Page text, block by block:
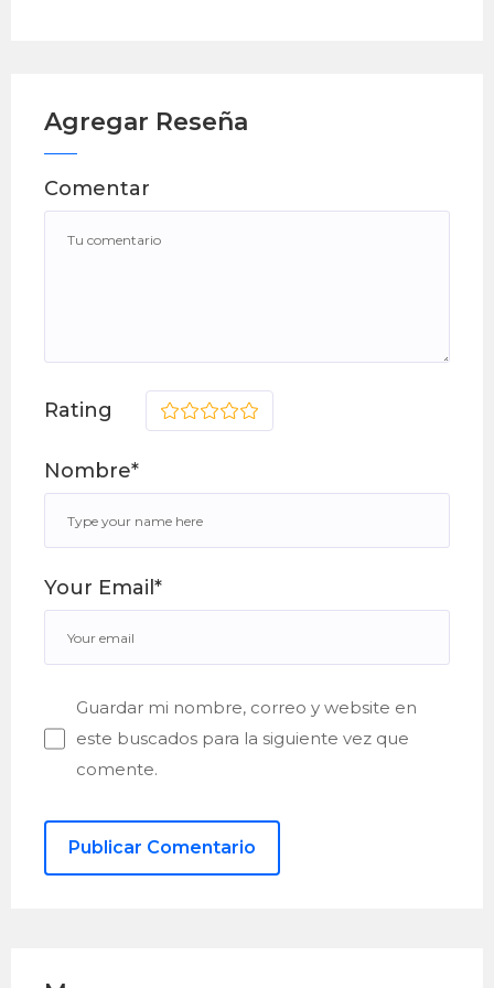
Agregar Reseña
Comentar
Rating 5
4
3
2
Nombre*
Your Email*
Guardar mi nombre, correo y website en
este buscados para la siguiente vez que
comente.